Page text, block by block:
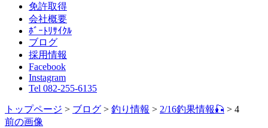
免許取得
会社概要
ﾎﾞｰﾄﾘｻｲｸﾙ
ブログ
採用情報
Facebook
Instagram
Tel 082-255-6135
トップページ > ブログ > 釣り情報 > 2/16釣果情報🎣 > 4
前の画像